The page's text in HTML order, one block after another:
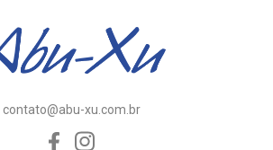
contato@abu-xu.com.br